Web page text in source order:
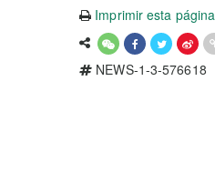
Imprimir esta página
NEWS-1-3-576618